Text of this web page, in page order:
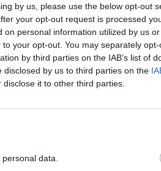
by us, please use the below opt-out
your opt-out request is processed
personal information utilized by us
your opt-out. You may separately
by third parties on the IAB’s list of
by us to third parties on the
it to other third parties.
data.
εξαντλήσαμε όλα
από την πανώλη και
συμβάλαμε με
και των Περιφερειών,
των ζωνών
ευρωπαϊκού
της
που συνέβαλε και